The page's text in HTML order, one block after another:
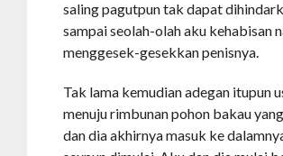
saling pagutpun tak dapat
sampai seolah-olah aku kehabisan
menggesek-gesekkan penisnya.
Tak lama kemudian adegan itupun
menuju rimbunan pohon bakau
dan dia akhirnya masuk ke